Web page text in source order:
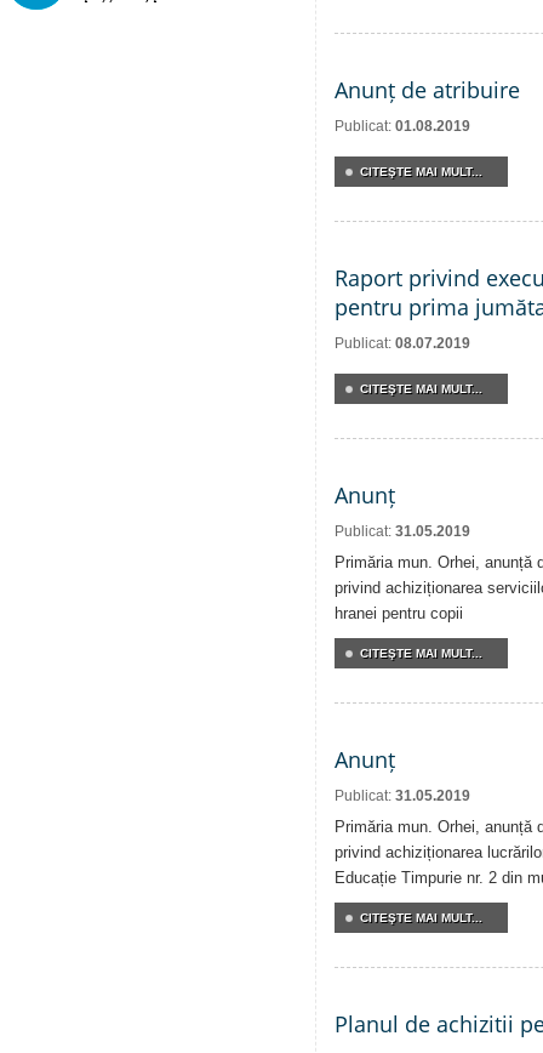
Anunț de atribuire
Publicat: 01.08.2019
CITEŞTE MAI MULT...
Raport privind
pentru prima
Publicat: 08.07.2019
CITEŞTE MAI MULT...
Anunț
Publicat: 31.05.2019
Primăria mun. Orhei, anunță
privind achiziționarea
hranei pentru copii
CITEŞTE MAI MULT...
Anunț
Publicat: 31.05.2019
Primăria mun. Orhei, anunță
privind achiziționarea
Educație Timpurie nr. 2 din
CITEŞTE MAI MULT...
Planul de achizitii